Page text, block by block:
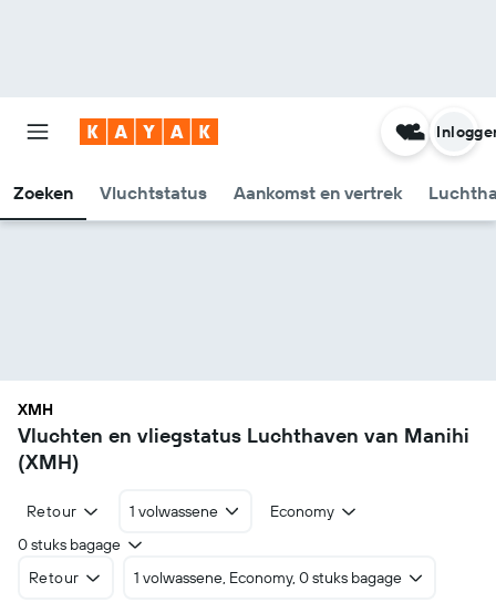
Zoeken Vluchtstatus Aankomst en vertrek
XMH
Vluchten en vliegstatus Luchthaven van Manihi
(XMH)
Retour 1 volwassene
Economy
0 stuks bagage
Retour
1 volwassene, Economy, 0 stuks bagage